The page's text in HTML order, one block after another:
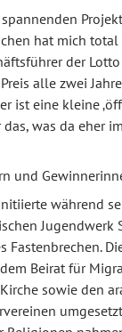
hat mich total
der
alle zwei
ist eine kleine
was da eher
und
während
Jugendwerk
Fastenbrechen.
Beirat für
sowie den